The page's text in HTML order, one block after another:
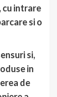
cu intrare
si o
si,
in
de